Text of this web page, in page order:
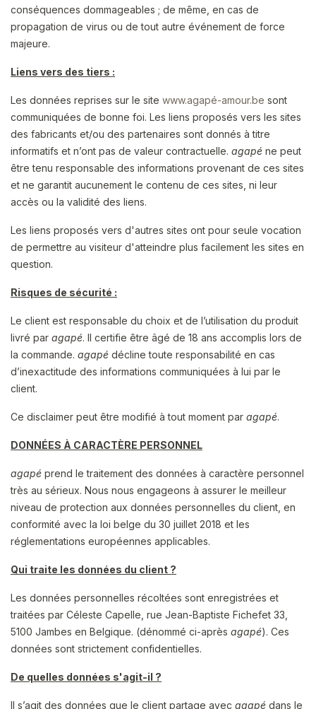
conséquences dommageables ; de même, en cas de
propagation de virus ou de tout autre événement de force
majeure.
Liens vers des tiers :
Les données reprises sur le site www.agapé-amour.be sont
communiquées de bonne foi. Les liens proposés vers les sites
des fabricants et/ou des partenaires sont donnés à titre
informatifs et n’ont pas de valeur contractuelle. agapé ne peut
être tenu responsable des informations provenant de ces sites
et ne garantit aucunement le contenu de ces sites, ni leur
accès ou la validité des liens.
Les liens proposés vers d'autres sites ont pour seule vocation
de permettre au visiteur d'atteindre plus facilement les sites en
question.
Risques de sécurité :
Le client est responsable du choix et de l’utilisation du produit
livré par agapé. Il certifie être âgé de 18 ans accomplis lors de
la commande. agapé décline toute responsabilité en cas
d’inexactitude des informations communiquées à lui par le
client.
Ce disclaimer peut être modifié à tout moment par agapé.
DONNÉES À CARACTÈRE PERSONNEL
agapé prend le traitement des données à caractère personnel
très au sérieux. Nous nous engageons à assurer le meilleur
niveau de protection aux données personnelles du client, en
conformité avec la loi belge du 30 juillet 2018 et les
réglementations européennes applicables.
Qui traite les données du client ?
Les données personnelles récoltées sont enregistrées et
traitées par Céleste Capelle, rue Jean-Baptiste Fichefet 33,
5100 Jambes en Belgique. (dénommé ci-après agapé). Ces
données sont strictement confidentielles.
De quelles données s'agit-il ?
Il s’agit des données que le client partage avec agapé dans le